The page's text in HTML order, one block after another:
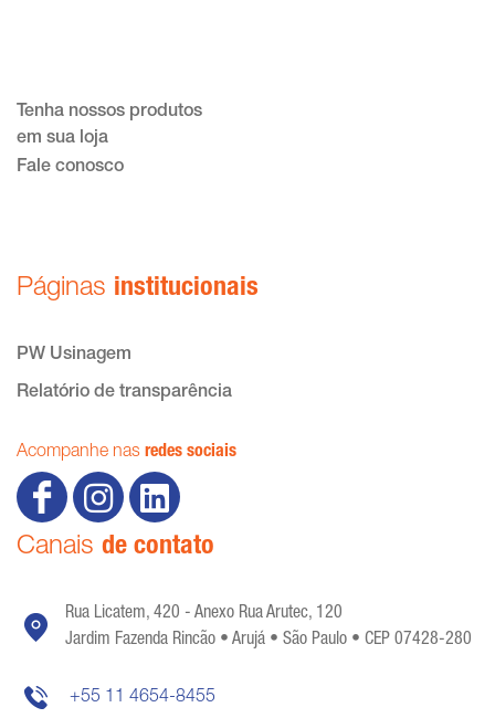
Tenha nossos produtos
em sua loja
Fale conosco
Páginas institucionais
PW Usinagem
Relatório de transparência
Acompanhe nas redes sociais
Canais de contato
Rua Licatem, 420 - Anexo Rua Arutec, 120
Jardim Fazenda Rincão • Arujá • São Paulo • CEP 07428-280
+55 11 4654-8455